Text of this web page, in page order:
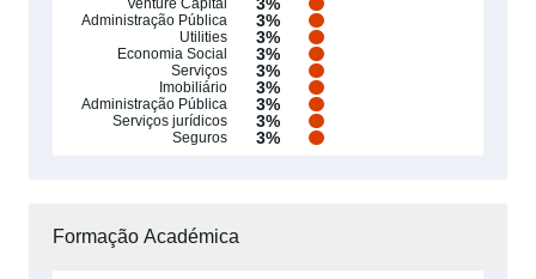
Venture Capital
Administração Pública 3%
Utilities 3%
Economia Social 3%
Serviços 3%
Imobiliário 3%
Administração Pública 3%
Serviços jurídicos 3%
Seguros 3%
Formação Académica